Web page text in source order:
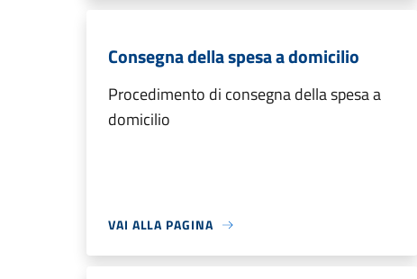
Consegna della spesa a domicilio
Procedimento di consegna della spesa a
domicilio
VAI ALLA PAGINA